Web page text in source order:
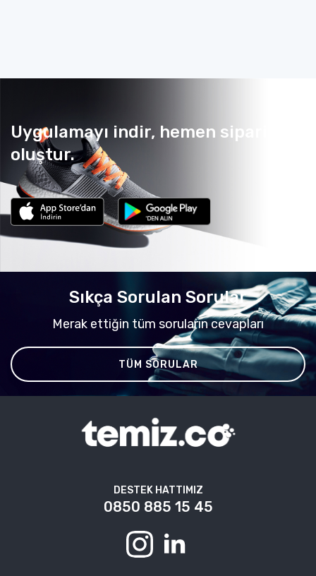
Uygulamayı indir, hemen sipariş
oluştur.
Sıkça Sorulan Sorular
Merak ettiğin tüm soruların cevapları
TÜM SORULAR
DESTEK HATTIMIZ
0850 885 15 45